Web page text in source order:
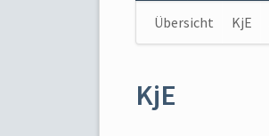
Navigation
Übersicht KjE
KjE